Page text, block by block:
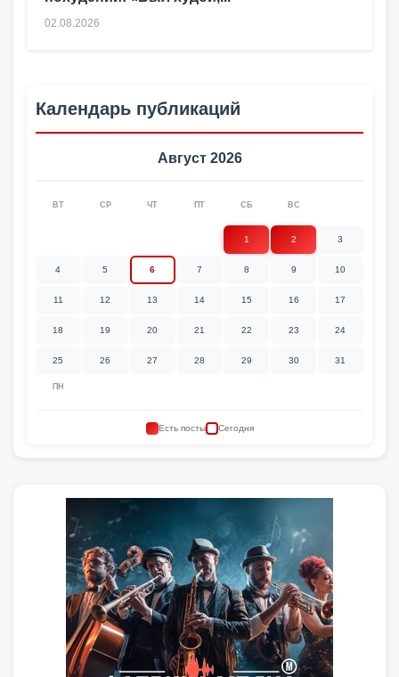
02.08.2026
Календарь публикаций
Август 2026
ПН
ВТ СР ЧТ ПТ СБ ВС
1 2 3
4 5 6 7 8 9 10
11 12 13 14 15 16 17
18 19 20 21 22 23 24
25 26 27 28 29 30 31
Есть посты Сегодня